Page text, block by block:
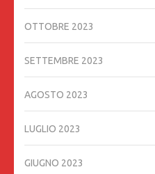
OTTOBRE 2023
SETTEMBRE 2023
AGOSTO 2023
LUGLIO 2023
GIUGNO 2023